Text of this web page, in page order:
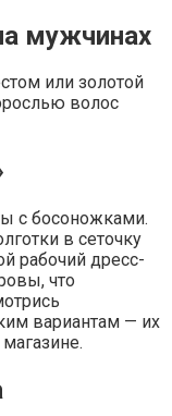
мужчинах
или золотой
волос
с босоножками.
в сеточку
рабочий дресс-
что
вариантам — их